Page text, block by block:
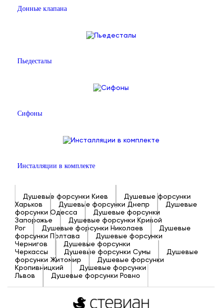
Донные клапана
Пьедесталы
Сифоны
Инсталляции в комплекте
Душевые форсунки Киев
Душевые форсунки
Харьков
Душевые форсунки Днепр
Душевые
форсунки Одесса
Душевые форсунки
Запорожье
Душевые форсунки Кривой
Рог
Душевые форсунки Николаев
Душевые
форсунки Полтава
Душевые форсунки
Чернигов
Душевые форсунки
Черкассы
Душевые форсунки Сумы
Душевые
форсунки Житомир
Душевые форсунки
Кропивницкий
Душевые форсунки
Львов
Душевые форсунки Ровно